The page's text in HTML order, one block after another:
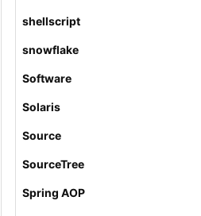
shellscript
snowflake
Software
Solaris
Source
SourceTree
Spring AOP